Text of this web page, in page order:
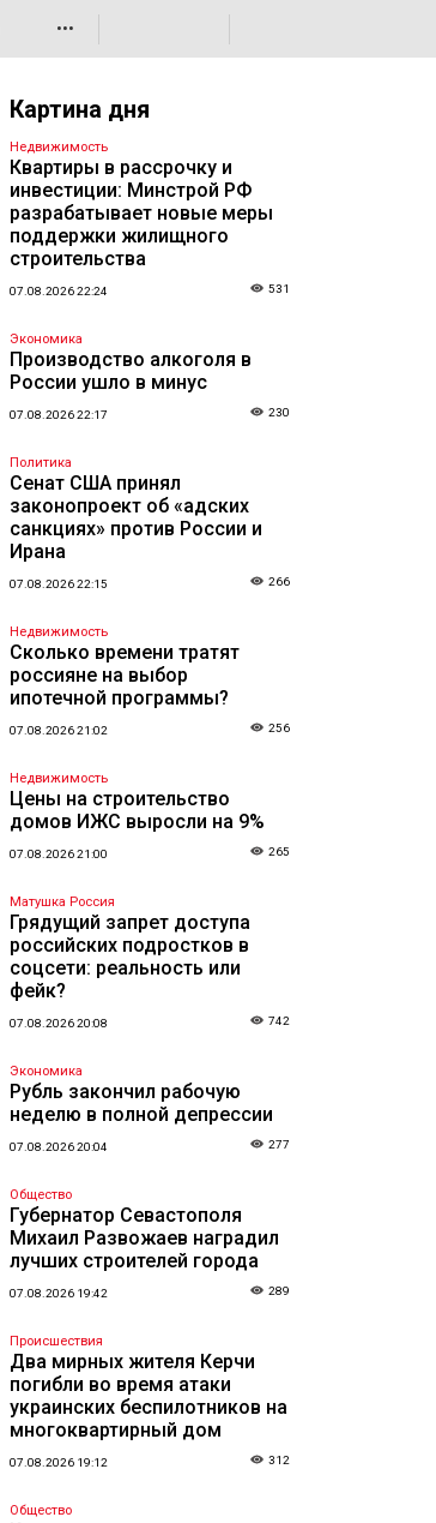
•••
Картина дня
Недвижимость
Квартиры в рассрочку и
инвестиции: Минстрой РФ
разрабатывает новые меры
поддержки жилищного
строительства
07.08.2026 22:24 531
Экономика
Производство алкоголя в
России ушло в минус
07.08.2026 22:17 230
Политика
Сенат США принял
законопроект об «адских
санкциях» против России и
Ирана
07.08.2026 22:15 266
Недвижимость
Сколько времени тратят
россияне на выбор
ипотечной программы?
07.08.2026 21:02 256
Недвижимость
Цены на строительство
домов ИЖС выросли на 9%
07.08.2026 21:00 265
Матушка Россия
Грядущий запрет доступа
российских подростков в
соцсети: реальность или
фейк?
07.08.2026 20:08 742
Экономика
Рубль закончил рабочую
неделю в полной депрессии
07.08.2026 20:04 277
Общество
Губернатор Севастополя
Михаил Развожаев наградил
лучших строителей города
07.08.2026 19:42 289
Происшествия
Два мирных жителя Керчи
погибли во время атаки
украинских беспилотников на
многоквартирный дом
07.08.2026 19:12 312
Общество